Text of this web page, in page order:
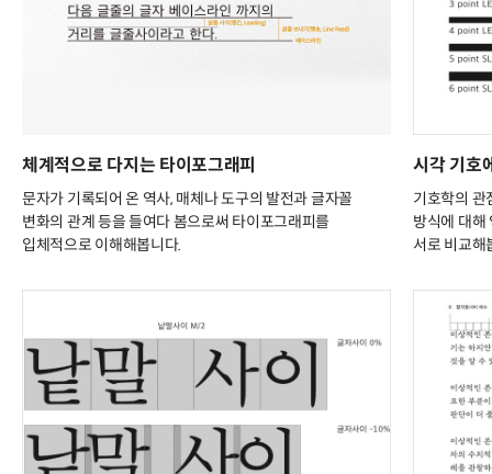
체계적으로 다지는 타이포그래피
문자가 기록되어 온 역사, 매체나 도구의 발전과 글자꼴
변화의 관계 등을 들여다 봄으로써 타이포그래피를
입체적으로 이해해봅니다.
시각 기호
기호학의 관
방식에 대해
서로 비교해